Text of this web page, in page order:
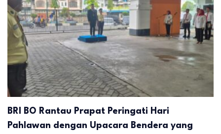
BRI BO Rantau Prapat Peringati Hari
Pahlawan dengan Upacara Bendera yang